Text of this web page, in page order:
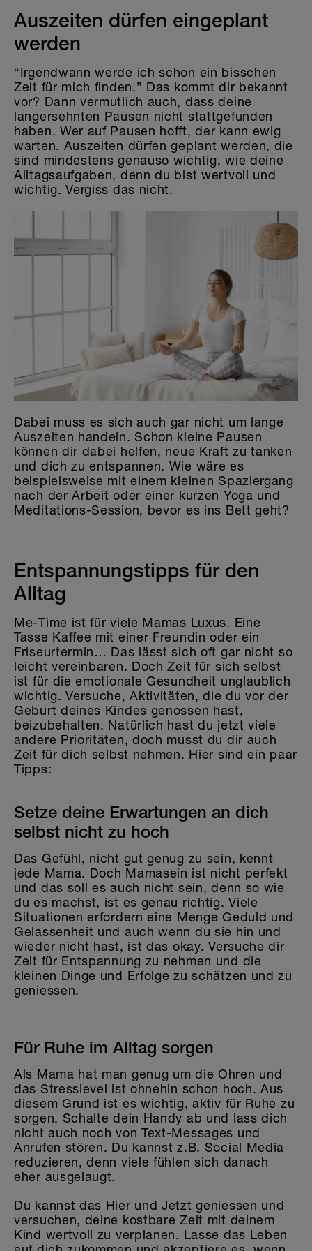
Auszeiten dürfen eingeplant
werden
“Irgendwann werde ich schon ein bisschen
Zeit für mich finden.” Das kommt dir bekannt
vor? Dann vermutlich auch, dass deine
langersehnten Pausen nicht stattgefunden
haben. Wer auf Pausen hofft, der kann ewig
warten. Auszeiten dürfen geplant werden, die
sind mindestens genauso wichtig, wie deine
Alltagsaufgaben, denn du bist wertvoll und
wichtig. Vergiss das nicht.
Dabei muss es sich auch gar nicht um lange
Auszeiten handeln. Schon kleine Pausen
können dir dabei helfen, neue Kraft zu tanken
und dich zu entspannen. Wie wäre es
beispielsweise mit einem kleinen Spaziergang
nach der Arbeit oder einer kurzen Yoga und
Meditations-Session, bevor es ins Bett geht?
Entspannungstipps für den
Alltag
Me-Time ist für viele Mamas Luxus. Eine
Tasse Kaffee mit einer Freundin oder ein
Friseurtermin… Das lässt sich oft gar nicht so
leicht vereinbaren. Doch Zeit für sich selbst
ist für die emotionale Gesundheit unglaublich
wichtig. Versuche, Aktivitäten, die du vor der
Geburt deines Kindes genossen hast,
beizubehalten. Natürlich hast du jetzt viele
andere Prioritäten, doch musst du dir auch
Zeit für dich selbst nehmen. Hier sind ein paar
Tipps:
Setze deine Erwartungen an dich
selbst nicht zu hoch
Das Gefühl, nicht gut genug zu sein, kennt
jede Mama. Doch Mamasein ist nicht perfekt
und das soll es auch nicht sein, denn so wie
du es machst, ist es genau richtig. Viele
Situationen erfordern eine Menge Geduld und
Gelassenheit und auch wenn du sie hin und
wieder nicht hast, ist das okay. Versuche dir
Zeit für Entspannung zu nehmen und die
kleinen Dinge und Erfolge zu schätzen und zu
geniessen.
Für Ruhe im Alltag sorgen
Als Mama hat man genug um die Ohren und
das Stresslevel ist ohnehin schon hoch. Aus
diesem Grund ist es wichtig, aktiv für Ruhe zu
sorgen. Schalte dein Handy ab und lass dich
nicht auch noch von Text-Messages und
Anrufen stören. Du kannst z.B. Social Media
reduzieren, denn viele fühlen sich danach
eher ausgelaugt.
Du kannst das Hier und Jetzt geniessen und
versuchen, deine kostbare Zeit mit deinem
Kind wertvoll zu verplanen. Lasse das Leben